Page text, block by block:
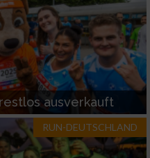
ausverkauft
RUN-DEUTSCHLAND